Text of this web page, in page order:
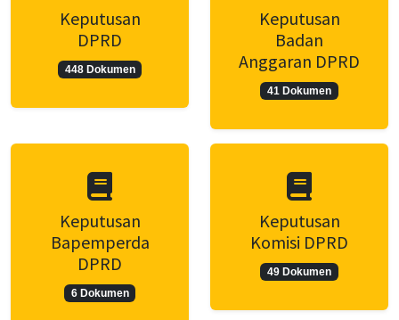
Keputusan
DPRD
448 Dokumen
Keputusan
Badan
Anggaran DPRD
41 Dokumen
Keputusan
Bapemperda
DPRD
6 Dokumen
Keputusan
Komisi DPRD
49 Dokumen